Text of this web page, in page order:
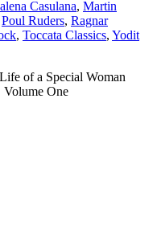
Casulana, Martin
Poul Ruders, Ragnar
, Toccata Classics, Yodit
of a Special Woman
Volume One